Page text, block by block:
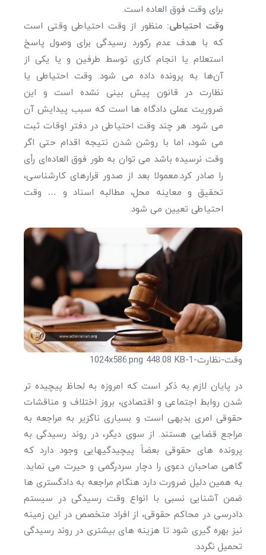
برای وقت فوق العاده است.
وقت احتیاطی: منظور از وقت احتیاطی وقتی است
که با هدف عدم رکورد رسیدگی برای وصول پاسخ
استعلام یا انجام کاری توسط طرفین و یا یکی از
آن‌ها به پرونده داده می شود. وقت احتیاطی یا
نظارت در قانون پیش بینی نشده است و این
ضروریت عملی دادگاه‌ ها است که سبب پیدایش آن
می شود. هر چند وقت احتیاطی در دفتر اوقات ثبت
می شود، اما با روشن شدن نتیجه اقدام حتی اگر
وقت نرسیده باشد می توان به طور فوق العاده‌ای رأی
را صادر کرد.معمولا بعد از صدور قرار‌های کارشناسی،
تحقیق و معاینه محل، مطالبه اسناد و … وقت
احتیاطی تعیین می شود.
وقت-نظارت-1-1024x586.png 448.08 KB
در پایان لازم به ذکر است که امروزه به لحاظ پیچیده ‎تر
شدن روابط اجتماعی و اقتصادی، بروز اختلاف و مناقشات
حقوقی امری بدیهی است و بسیاری ناگزیر به مراجعه به
مراجع قضایی هستند. از سوی دیگر، در روند رسیدگی به
پرونده ‎های حقوقی بعضاً پیچیدگی‎هایی وجود دارد که
گاهی صاحبان دعوی را دچار سردرگمی و حیرت می‎ نماید.
به همین دلیل ضرورت دارد هنگام مراجعه به دادگستری ها
ضمن آشنایی نسبی با انواع وقت رسیدگی در سیستم
دادرسی در محاکم حقوقی، از افراد متخصص در این زمینه
نیز بهره ‎گیری شود تا هزینه‎ های بیشتری در روند رسیدگی
تحمیل نگردد.